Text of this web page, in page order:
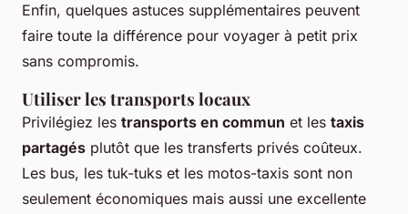
Enfin, quelques astuces supplémentaires peuvent
faire toute la différence pour voyager à petit prix
sans compromis.
Utiliser les transports locaux
Privilégiez les transports en commun et les taxis
partagés plutôt que les transferts privés coûteux.
Les bus, les tuk-tuks et les motos-taxis sont non
seulement économiques mais aussi une excellente